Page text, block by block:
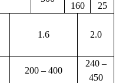
160
25
1.6 2.0
200 – 400
240 –
450